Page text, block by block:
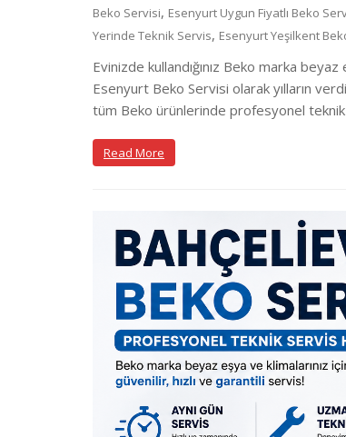
Beko Servisi, Esenyurt Uygun Fiyatlı Beko
Yerinde Teknik Servis, Esenyurt Yeşilkent
Evinizde kullandığınız Beko marka
Esenyurt Beko Servisi olarak yılların
tüm Beko ürünlerinde profesyonel teknik
Read More